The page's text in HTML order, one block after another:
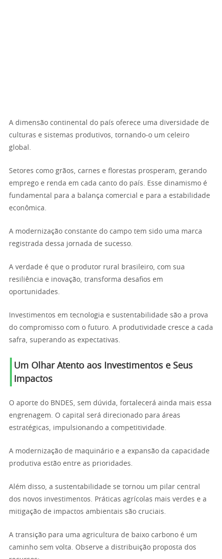
A dimensão continental do país oferece uma diversidade de
culturas e sistemas produtivos, tornando-o um celeiro
global.
Setores como grãos, carnes e florestas prosperam, gerando
emprego e renda em cada canto do país. Esse dinamismo é
fundamental para a balança comercial e para a estabilidade
econômica.
A modernização constante do campo tem sido uma marca
registrada dessa jornada de sucesso.
A verdade é que o produtor rural brasileiro, com sua
resiliência e inovação, transforma desafios em
oportunidades.
Investimentos em tecnologia e sustentabilidade são a prova
do compromisso com o futuro. A produtividade cresce a cada
safra, superando as expectativas.
Um Olhar Atento aos Investimentos e Seus
Impactos
O aporte do BNDES, sem dúvida, fortalecerá ainda mais essa
engrenagem. O capital será direcionado para áreas
estratégicas, impulsionando a competitividade.
A modernização de maquinário e a expansão da capacidade
produtiva estão entre as prioridades.
Além disso, a sustentabilidade se tornou um pilar central
dos novos investimentos. Práticas agrícolas mais verdes e a
mitigação de impactos ambientais são cruciais.
A transição para uma agricultura de baixo carbono é um
caminho sem volta. Observe a distribuição proposta dos